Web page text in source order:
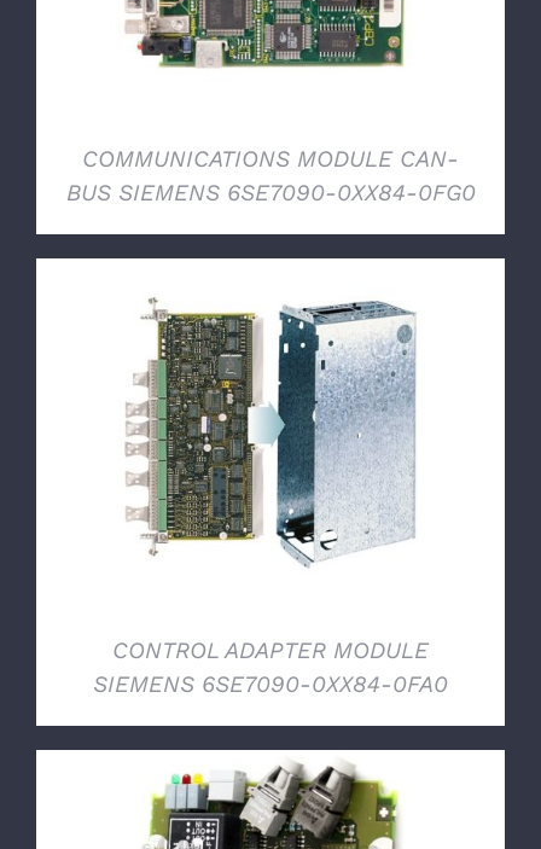
COMMUNICATIONS MODULE CAN-
BUS SIEMENS 6SE7090-0XX84-0FG0
DETTAGLI
CONTROL ADAPTER MODULE
SIEMENS 6SE7090-0XX84-0FA0